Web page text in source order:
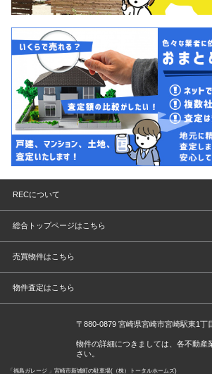
RECについて
総合トップページはこちら
売買物件はこちら
物件査定はこちら
〒880-0879 宮崎県宮崎市宮崎駅東1丁
物件の詳細につきましては、各不動産
さい。
「福島ガレージ 」宮崎市新城町の駐車場(（株）トータルホームズ)